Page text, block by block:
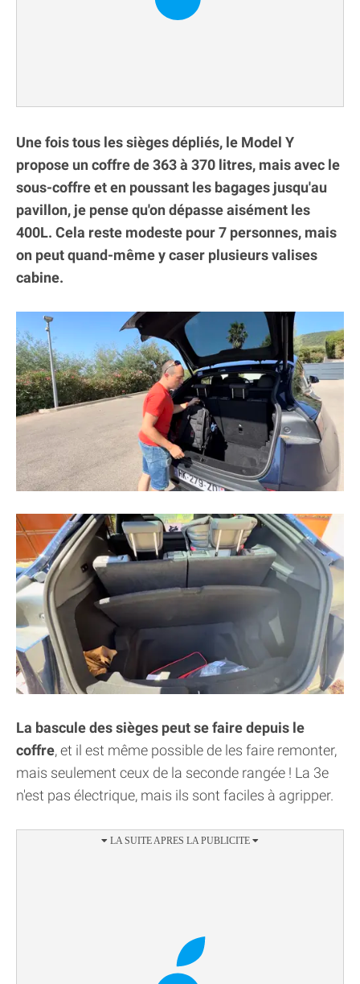
Une fois tous les sièges dépliés, le Model Y
propose un coffre de 363 à 370 litres, mais avec le
sous-coffre et en poussant les bagages jusqu'au
pavillon, je pense qu'on dépasse aisément les
400L. Cela reste modeste pour 7 personnes, mais
on peut quand-même y caser plusieurs valises
cabine.
La bascule des sièges peut se faire depuis le
coffre, et il est même possible de les faire remonter,
mais seulement ceux de la seconde rangée ! La 3e
n'est pas électrique, mais ils sont faciles à agripper.